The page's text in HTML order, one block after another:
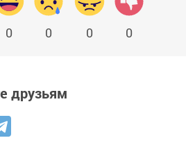
0 0 0 0
друзьям